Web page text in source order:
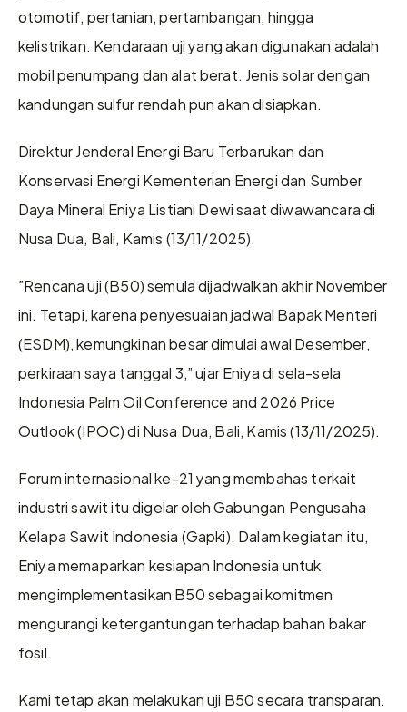
otomotif, pertanian, pertambangan, hingga
kelistrikan. Kendaraan uji yang akan digunakan adalah
mobil penumpang dan alat berat. Jenis solar dengan
kandungan sulfur rendah pun akan disiapkan.
Direktur Jenderal Energi Baru Terbarukan dan
Konservasi Energi Kementerian Energi dan Sumber
Daya Mineral Eniya Listiani Dewi saat diwawancara di
Nusa Dua, Bali, Kamis (13/11/2025).
”Rencana uji (B50) semula dijadwalkan akhir November
ini. Tetapi, karena penyesuaian jadwal Bapak Menteri
(ESDM), kemungkinan besar dimulai awal Desember,
perkiraan saya tanggal 3,” ujar Eniya di sela-sela
Indonesia Palm Oil Conference and 2026 Price
Outlook (IPOC) di Nusa Dua, Bali, Kamis (13/11/2025).
Forum internasional ke-21 yang membahas terkait
industri sawit itu digelar oleh Gabungan Pengusaha
Kelapa Sawit Indonesia (Gapki). Dalam kegiatan itu,
Eniya memaparkan kesiapan Indonesia untuk
mengimplementasikan B50 sebagai komitmen
mengurangi ketergantungan terhadap bahan bakar
fosil.
Kami tetap akan melakukan uji B50 secara transparan.